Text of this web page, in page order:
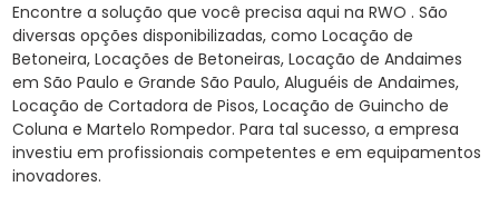
Encontre a solução que você precisa aqui na RWO . São
diversas opções disponibilizadas, como Locação de
Betoneira, Locações de Betoneiras, Locação de Andaimes
em São Paulo e Grande São Paulo, Aluguéis de Andaimes,
Locação de Cortadora de Pisos, Locação de Guincho de
Coluna e Martelo Rompedor. Para tal sucesso, a empresa
investiu em profissionais competentes e em equipamentos
inovadores.